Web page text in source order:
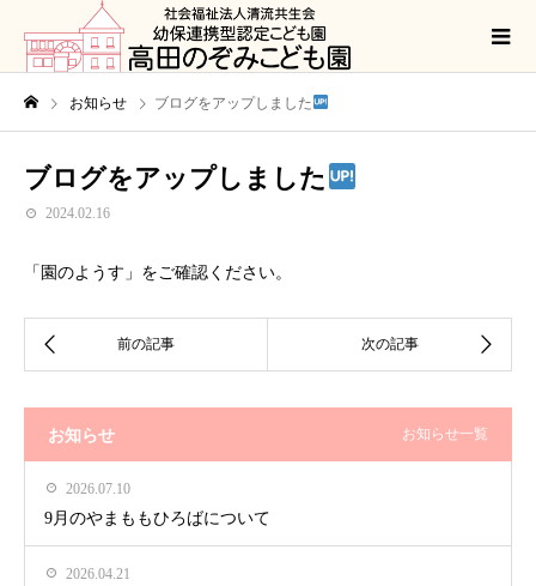
お知らせ ブログをアップしました
ブログをアップしました
2024.02.16
「園のようす」をご確認ください。
お知らせ お知らせ一覧
2026.07.10
9月のやまももひろばについて
2026.04.21